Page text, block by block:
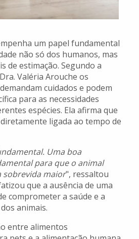
um papel fundamental
não só dos humanos, mas
de estimação. Segundo a
Valéria Arouche os
cuidados e podem
para as necessidades
espécies. Ela afirma que
ligada ao tempo de
Uma boa
para que o animal
sobrevida maior", ressaltou
que a ausência de uma
comprometer a saúde e a
animais.
entre alimentos